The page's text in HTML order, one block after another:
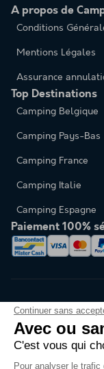
Continuer sans
Avec ou
C'est vous qui
Pour analyser le
A propos de
Conditions
Mentions Légales
Assurance
Top Destinations
Camping Belgique
Camping Pays-Bas
Camping France
Camping Italie
Camping Espagne
Paiement 100%